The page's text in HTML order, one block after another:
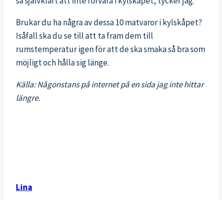
Brukar du ha några av dessa 10 matvaror i kylskåpet?
Isåfall ska du se till att ta fram dem till
rumstemperatur igen för att de ska smaka så bra som
möjligt och hålla sig länge.
Källa: Någonstans på internet på en sida jag inte hittar
längre.
Lina